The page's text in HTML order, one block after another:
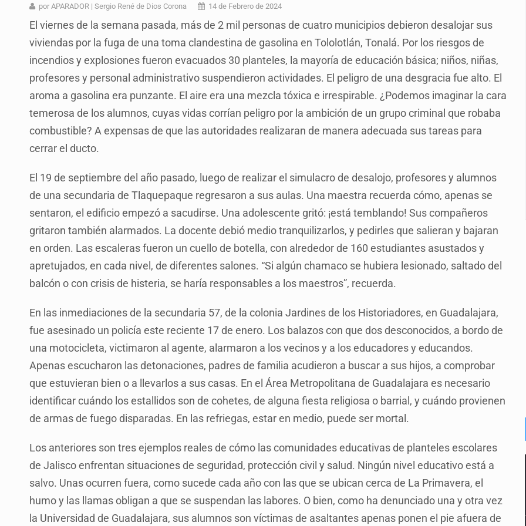
Asesinan a balazos a un hombre en Tlajomulco
Investigan brote de salmonela en EU vinculado a jalapeños mexicanos
Desarticulan en Cataluña célula del CJNG y decomisan 2.5 toneladas de metanfetamina
Fallece monseñor Carlos Garfias Merlos, arzobispo emérito de Morelia
Detienen al exgobernador de Guerrero, Ángel Aguirre
Anuncian refuerzo de seguridad en Michoacán para reactivar exportación de aguacate
por APARADOR | Sergio René de Dios Corona 14 de Febrero de 2024
El viernes de la semana pasada, más de 2 mil personas de cuatro municipios debieron desalojar sus
viviendas por la fuga de una toma clandestina de gasolina en Tololotlán, Tonalá. Por los riesgos de
incendios y explosiones fueron evacuados 30 planteles, la mayoría de educación básica; niños, niñas,
profesores y personal administrativo suspendieron actividades. El peligro de una desgracia fue alto. El
aroma a gasolina era punzante. El aire era una mezcla tóxica e irrespirable. ¿Podemos imaginar la cara
temerosa de los alumnos, cuyas vidas corrían peligro por la ambición de un grupo criminal que robaba
combustible? A expensas de que las autoridades realizaran de manera adecuada sus tareas para
cerrar el ducto.
El 19 de septiembre del año pasado, luego de realizar el simulacro de desalojo, profesores y alumnos
de una secundaria de Tlaquepaque regresaron a sus aulas. Una maestra recuerda cómo, apenas se
sentaron, el edificio empezó a sacudirse. Una adolescente gritó: ¡está temblando! Sus compañeros
gritaron también alarmados. La docente debió medio tranquilizarlos, y pedirles que salieran y bajaran
en orden. Las escaleras fueron un cuello de botella, con alrededor de 160 estudiantes asustados y
apretujados, en cada nivel, de diferentes salones. “Si algún chamaco se hubiera lesionado, saltado del
balcón o con crisis de histeria, se haría responsables a los maestros”, recuerda.
En las inmediaciones de la secundaria 57, de la colonia Jardines de los Historiadores, en Guadalajara,
fue asesinado un policía este reciente 17 de enero. Los balazos con que dos desconocidos, a bordo de
una motocicleta, victimaron al agente, alarmaron a los vecinos y a los educadores y educandos.
Apenas escucharon las detonaciones, padres de familia acudieron a buscar a sus hijos, a comprobar
que estuvieran bien o a llevarlos a sus casas. En el Área Metropolitana de Guadalajara es necesario
identificar cuándo los estallidos son de cohetes, de alguna fiesta religiosa o barrial, y cuándo provienen
de armas de fuego disparadas. En las refriegas, estar en medio, puede ser mortal.
Los anteriores son tres ejemplos reales de cómo las comunidades educativas de planteles escolares
de Jalisco enfrentan situaciones de seguridad, protección civil y salud. Ningún nivel educativo está a
salvo. Unas ocurren fuera, como sucede cada año con las que se ubican cerca de La Primavera, el
humo y las llamas obligan a que se suspendan las labores. O bien, como ha denunciado una y otra vez
la Universidad de Guadalajara, sus alumnos son víctimas de asaltantes apenas ponen el pie afuera de